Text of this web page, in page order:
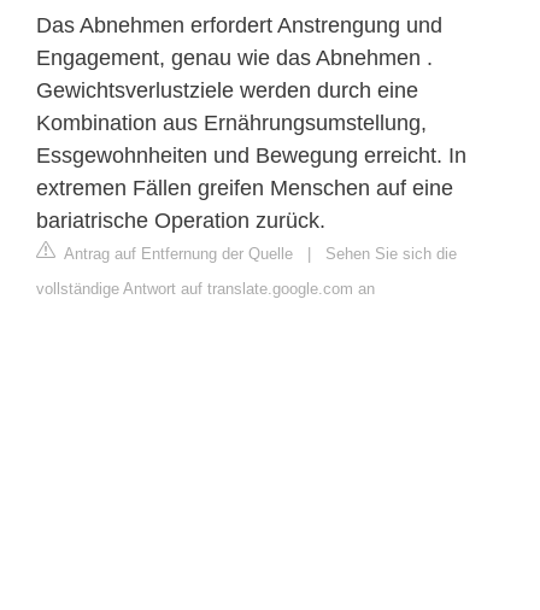
Das Abnehmen erfordert Anstrengung und
Engagement, genau wie das Abnehmen .
Gewichtsverlustziele werden durch eine
Kombination aus Ernährungsumstellung,
Essgewohnheiten und Bewegung erreicht. In
extremen Fällen greifen Menschen auf eine
bariatrische Operation zurück.
Antrag auf Entfernung der Quelle | Sehen Sie sich die
vollständige Antwort auf translate.google.com an